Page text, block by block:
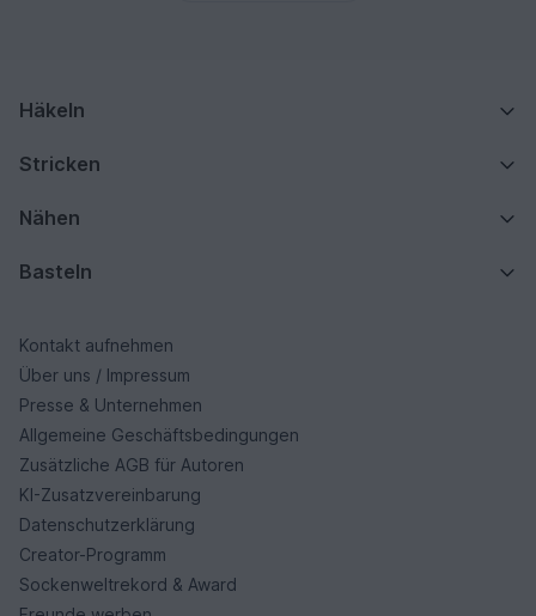
Häkeln
Stricken
Nähen
Basteln
Kontakt aufnehmen
Über uns / Impressum
Presse & Unternehmen
Allgemeine Geschäftsbedingungen
Zusätzliche AGB für Autoren
KI-Zusatzvereinbarung
Datenschutzerklärung
Creator-Programm
Sockenweltrekord & Award